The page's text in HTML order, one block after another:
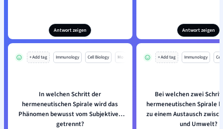
Antwort zeigen Antwort zeigen
+ Add tag Immunology Cell Biology Mo
In welchen Schritt der
hermeneutischen Spirale wird das
Phänomen bewusst vom Subjektiven
getrennt?
+ Add tag Immunology
Bei welchen zwei
hermeneutischen Spirale
zu einem Austausch
und Umwelt?